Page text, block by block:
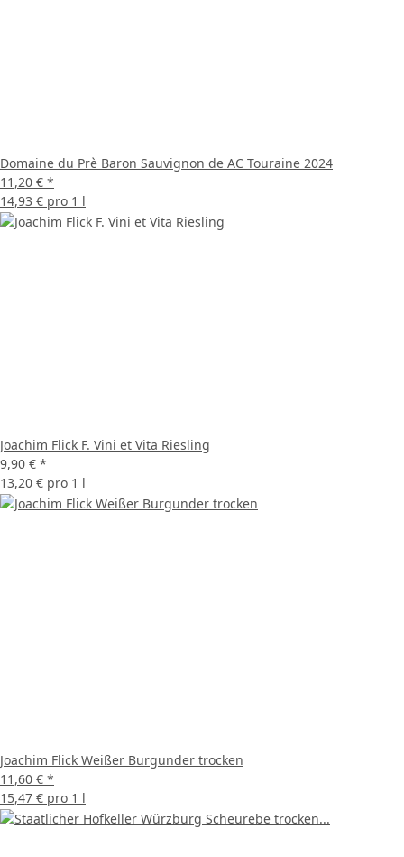
Domaine du Prè Baron Sauvignon de AC Touraine 2024
11,20 € *
14,93 € pro 1 l
Joachim Flick F. Vini et Vita Riesling
9,90 € *
13,20 € pro 1 l
Joachim Flick Weißer Burgunder trocken
11,60 € *
15,47 € pro 1 l